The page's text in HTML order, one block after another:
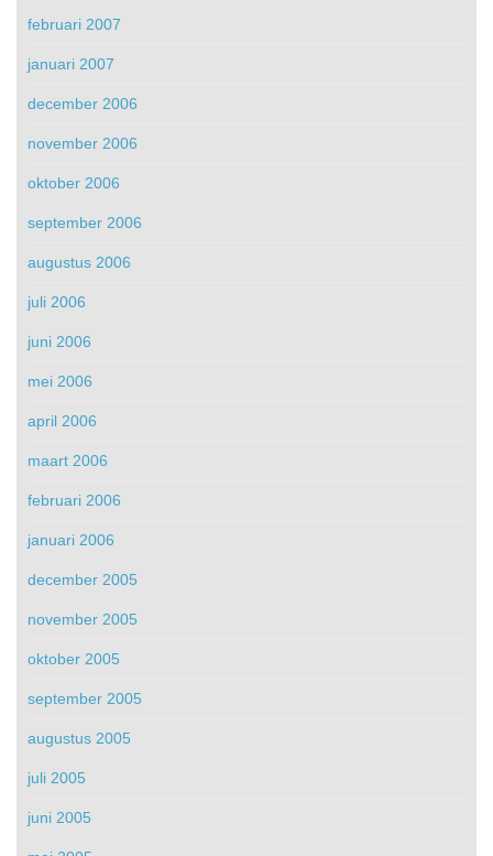
februari 2007
januari 2007
december 2006
november 2006
oktober 2006
september 2006
augustus 2006
juli 2006
juni 2006
mei 2006
april 2006
maart 2006
februari 2006
januari 2006
december 2005
november 2005
oktober 2005
september 2005
augustus 2005
juli 2005
juni 2005